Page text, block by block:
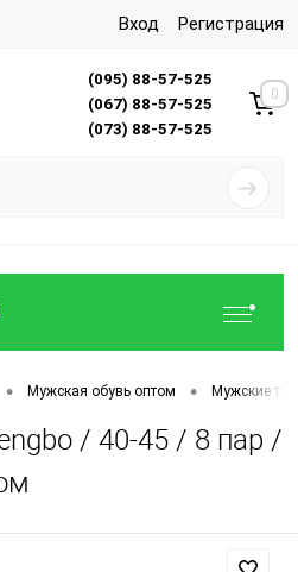
Вход Регистрация
(095) 88-57-525
(067) 88-57-525
(073) 88-57-525
0
• Мужская обувь оптом • Мужские
/ 40-45 / 8 пар /